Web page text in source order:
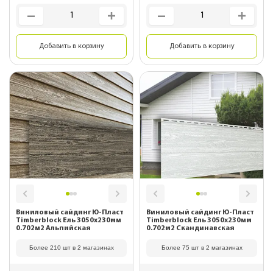
Добавить в корзину Добавить в корзину
Виниловый сайдинг Ю-Пласт
Timberblock Ель 3050х230мм
0.702м2 Альпийская
Более 210 шт в 2 магазинах
Виниловый сайдинг Ю-Пласт
Timberblock Ель 3050х230мм
0.702м2 Скандинавская
Более 75 шт в 2 магазинах